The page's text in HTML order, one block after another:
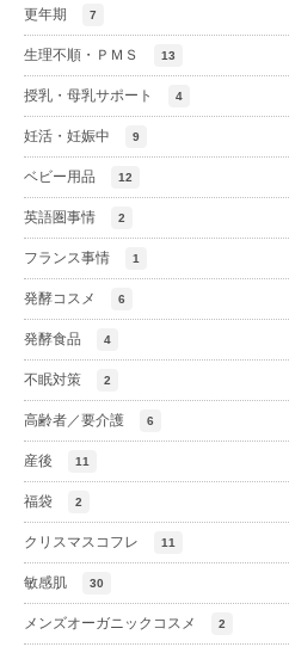
更年期 7
生理不順・ＰＭＳ 13
授乳・母乳サポート 4
妊活・妊娠中 9
ベビー用品 12
英語圏事情 2
フランス事情 1
発酵コスメ 6
発酵食品 4
不眠対策 2
高齢者／要介護 6
産後 11
福袋 2
クリスマスコフレ 11
敏感肌 30
メンズオーガニックコスメ 2